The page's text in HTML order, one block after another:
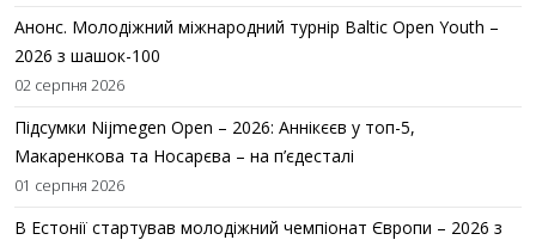
Анонс. Молодіжний міжнародний турнір Baltic Open Youth –
2026 з шашок-100
02 серпня 2026
Підсумки Nijmegen Open – 2026: Аннікєєв у топ-5,
Макаренкова та Носарєва – на п’єдесталі
01 серпня 2026
В Естонії стартував молодіжний чемпіонат Європи – 2026 з